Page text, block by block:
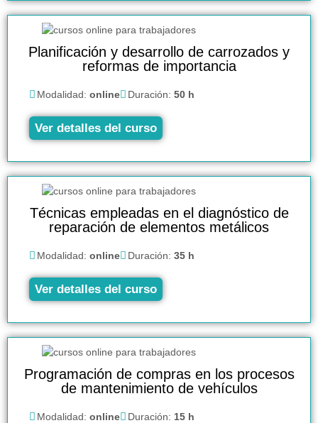
Planificación y desarrollo de carrozados y
reformas de importancia
Modalidad: online Duración: 50 h
Ver detalles del curso
Técnicas empleadas en el diagnóstico de
reparación de elementos metálicos
Modalidad: online Duración: 35 h
Ver detalles del curso
Programación de compras en los procesos
de mantenimiento de vehículos
Modalidad: online Duración: 15 h